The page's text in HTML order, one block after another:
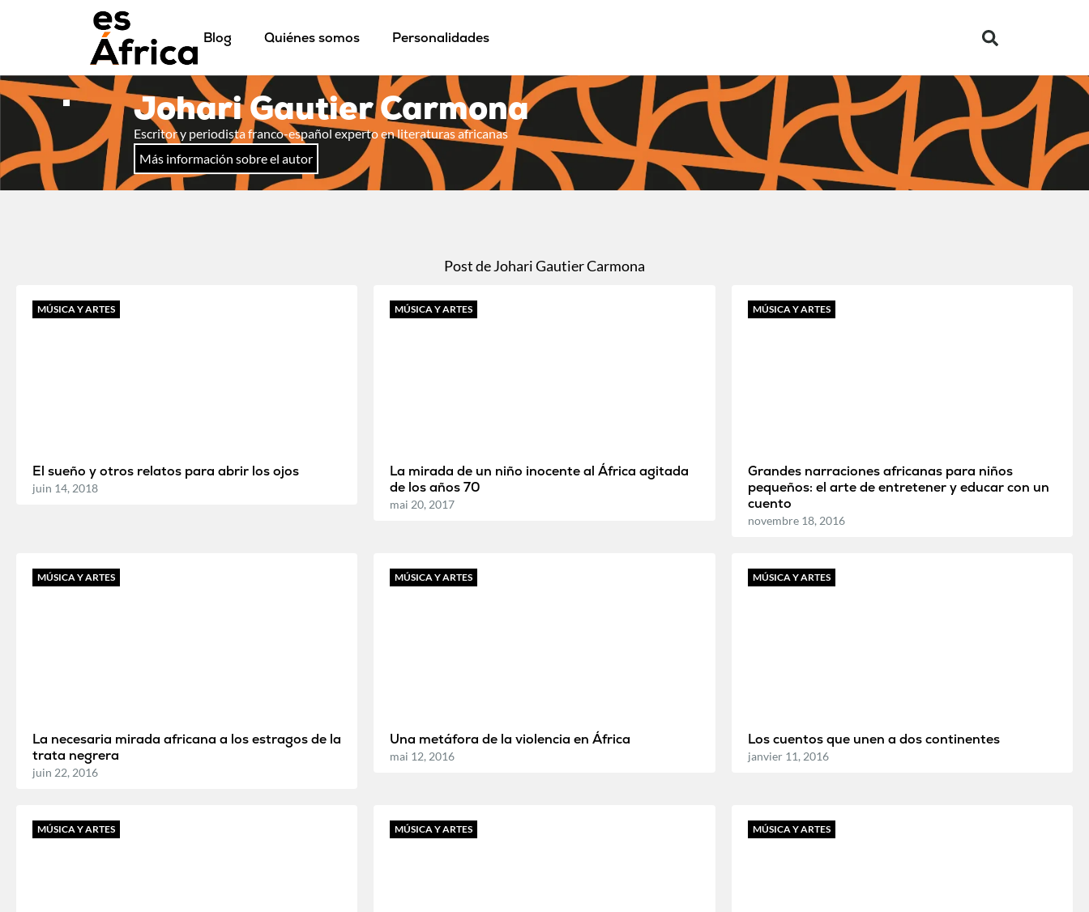
Blog Quiénes somos Personalidades
Johari Gautier Carmona
Escritor y periodista franco-español experto en literaturas africanas
Más información sobre el autor
Post de Johari Gautier Carmona
MÚSICA Y ARTES
El sueño y otros relatos para abrir los ojos
juin 14, 2018
MÚSICA Y ARTES
La mirada de un niño inocente al África agitada
de los años 70
mai 20, 2017
MÚSICA Y ARTES
Grandes narraciones africanas para niños
pequeños: el arte de entretener y educar con un
cuento
novembre 18, 2016
MÚSICA Y ARTES
La necesaria mirada africana a los estragos de la
trata negrera
juin 22, 2016
MÚSICA Y ARTES
Una metáfora de la violencia en África
mai 12, 2016
MÚSICA Y ARTES
Los cuentos que unen a dos continentes
janvier 11, 2016
MÚSICA Y ARTES MÚSICA Y ARTES MÚSICA Y ARTES